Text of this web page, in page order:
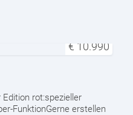
€ 10.990
Edition rot:spezieller
FunktionGerne erstellen